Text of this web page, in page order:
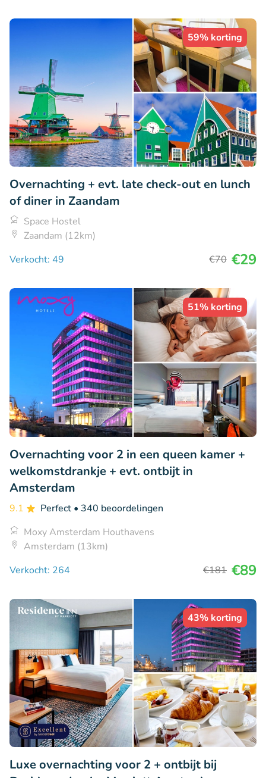
59% korting
Overnachting + evt. late check-out en lunch
of diner in Zaandam
Space Hostel
Zaandam (12km)
Verkocht: 49
€70 €29
51% korting
Overnachting voor 2 in een queen kamer +
welkomstdrankje + evt. ontbijt in
Amsterdam
9.1 Perfect • 340 beoordelingen
Moxy Amsterdam Houthavens
Amsterdam (13km)
Verkocht: 264
€181 €89
43% korting
Luxe overnachting voor 2 + ontbijt bij